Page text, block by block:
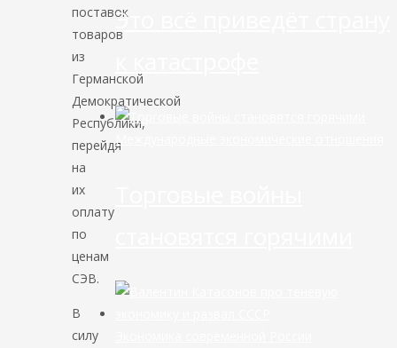
поставок
товаров
из
Германской
Демократической
Республики,
перейдя
на
их
оплату
по
ценам
СЭВ.
В
силу
Это всё приведёт страну
Международные экономические отношения